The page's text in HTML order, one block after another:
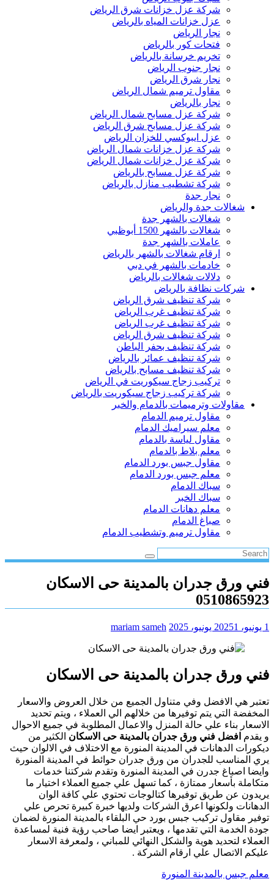
شركة عزل خزانات شرق الرياض
عزل خزانات المياه بالرياض
نجار الرياض
فتحات كور بالرياض
تخريم خرسانة بالرياض
نجار جنوب الرياض
نجار شرق الرياض
مقاول ترميم شمال الرياض
نجار بالرياض
شركة عزل مسابح شمال الرياض
شركة عزل مسابح شرق الرياض
عزل ايبوكسي للخزان الرياض
شركة عزل خزانات شمال الرياض
شركة عزل خزانات شمال الرياض
شركة عزل مسابح بالرياض
شركة تشطيب منازل بالرياض
نجار جدة
شغالات جدة والرياض
شغالات بالشهر جدة
شغالات بالشهر 1500 أبوظبي
عاملات بالشهر جدة
ارقام شغالات بالشهر بالرياض
خادمات بالشهر في دبي
دلالات شغالات بالرياض
شركات نظافة بالرياض
شركة تنظيف شرق الرياض
شركة تنظيف غرب الرياض
شركة تنظيف غرب الرياض
شركة تنظيف شرق الرياض
شركة تنظيف بحفر الباطن
شركة تنظيف عمائر بالرياض
شركة تنظيف مسابح بالرياض
تركيب زجاج سيكوريت في الرياض
شركة تركيب زجاج سيكوريت بالرياض
مقاولات وترميمات بالدمام والخبر
مقاول ترميم الدمام
معلم سيراميك الدمام
مقاول لياسة بالدمام
معلم بلاط بالدمام
مقاول جبس بورد الدمام
معلم جبس بورد الدمام
سباك الدمام
سباك الخبر
معلم دهانات الدمام
صباغ الدمام
مقاول ترميم وتشطيب الدمام
فني ورق جدران بالمدينة حى الاسكان
0510865923
1 يونيو، 2025 1 يونيو، 2025 mariam sameh
فني ورق جدران بالمدينة حى الاسكان
تعتبر هي الافضل وفي متناول الجميع من خلال العروض والاسعار
المخفضة التي يتم توفيرها من خلالهم الي العملاء ، ويتم تحديد
الاسعار بناء علي حالة المنزل والاعمال المطلوبة في جميع الاحوال
و يقدم افضل فني ورق جدران بالمدينة حى الاسكان الكثير من
ديكورات الدهانات في المدينة المنورة مع الاختلاف في الالوان حيث
يري المناسب للجدران من ورق جدران حوائط في المدينة المنورة
وايضا اصباغ جدرن في المدينة المنورة وتقدم شركتنا خدمات
متكاملة بأسعار ممتازة ، كما تسهل علي جميع العملاء اختيار ما
يريدون عن طريق توفيرها كتالوجات تحتوي علي كافة الوان
الدهانات ولكونها اعرق الشركات ولديها خبرة كبيرة تحرص علي
توفير مقاول تركيب جبس بورد حي البلقاء بالمدينة المنورة لضمان
جودة الخدمة التي تقدمها ، ويعتبر ايضا صاحب رؤية فنية لمساعدة
العملاء لتحديد هوية والشكل النهائي للمباني ، ولمعرفة الاسعار
عليكم الاتصال علي ارقام الشركة .
معلم جبس بالمدينة المنورة